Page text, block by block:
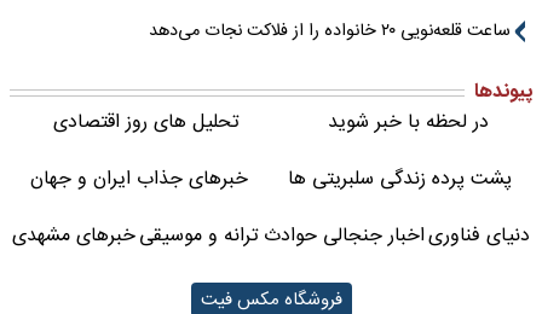
ساعت قلعه‌نویی ۲۰ خانواده را از فلاکت نجات می‌دهد
پیوندها
در لحظه با خبر شوید
تحلیل های روز اقتصادی
پشت پرده زندگی سلبریتی ها
خبرهای جذاب ایران و جهان
دنیای فناوریاخبار جنجالی حوادثترانه و موسیقیخبرهای مشهدی
فروشگاه مکس فیت